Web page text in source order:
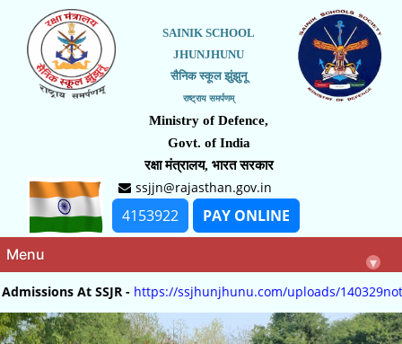
SAINIK SCHOOL
JHUNJHUNU
सैनिक स्कूल झुंझुनू
राष्ट्राय समर्पणम्
Ministry of Defence,
Govt. of India
रक्षा मंत्रालय, भारत सरकार
ssjjn@rajasthan.gov.in
4153922 PAY ONLINE
Menu ▾
At SSJR -https://ssjhunjhunu.com/uploads/140329notice.pdf